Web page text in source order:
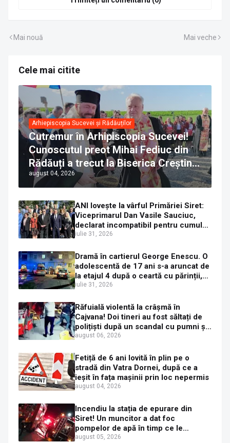
Mai nouă Mai veche
Cele mai citite
Arhiepiscopia Sucevei și Rădăuților
Cutremur în Arhipiscopia Sucevei!
Cunoscutul preot Mihai Fediuc din
Rădăuți a trecut la Biserica Creștină
Ortodoxă Valahă. ÎPS Calinic anunță
că îi pregătește judecata canonică
august 04, 2026
ANI lovește la vârful Primăriei Siret:
Viceprimarul Dan Vasile Sauciuc,
declarat incompatibil pentru cumul
de funcții
iulie 31, 2026
Dramă în cartierul George Enescu. O
adolescentă de 17 ani s-a aruncat de
la etajul 4 după o ceartă cu părinții,
pe fondul consumului de alcool în
iulie 31, 2026
Răfuială violentă la crâșmă în
Cajvana! Doi tineri au fost săltați de
polițiști după un scandal cu pumni și
mașini distruse
august 06, 2026
Fetiță de 6 ani lovită în plin pe o
stradă din Vatra Dornei, după ce a
ieșit în fața mașinii prin loc nepermis
august 04, 2026
Incendiu la stația de epurare din
Siret! Un muncitor a dat foc
pompelor de apă în timp ce le
alimenta cu combustibil
august 05, 2026